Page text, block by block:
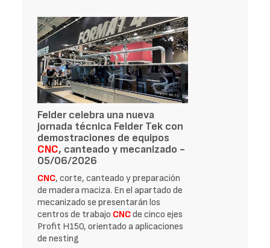
Felder celebra una nueva
jornada técnica Felder Tek con
demostraciones de equipos
CNC, canteado y mecanizado -
05/06/2026
CNC, corte, canteado y preparación
de madera maciza. En el apartado de
mecanizado se presentarán los
centros de trabajo CNCde cinco ejes
Profit H150, orientado a aplicaciones
de nesting